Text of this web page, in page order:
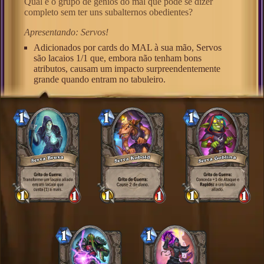
completo sem ter uns subalternos obedientes?
Apresentando: Servos!
Adicionados por cards do MAL à sua mão, Servos
são lacaios 1/1 que, embora não tenham bons
atributos, causam um impacto surpreendentemente
grande quando entram no tabuleiro.